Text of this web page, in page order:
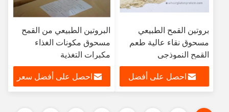
بروتين القمح الطبيعي
مسحوق نقاء عالية طعم
القمح النموذجي
احصل على أفضل
البروتين الطبيعي من القمح
مسحوق مكونات الغذاء
مكبرات التغذية
احصل على أفضل سعر